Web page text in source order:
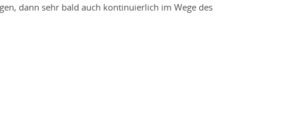
dann sehr bald auch kontinuierlich im Wege des